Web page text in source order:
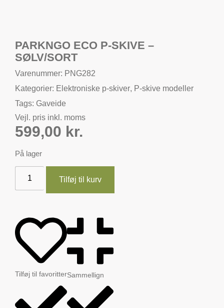
PARKNGO ECO P-SKIVE –
SØLV/SORT
Varenummer: PNG282
Kategorier: Elektroniske p-skiver, P-skive modeller
Tags: Gaveide
Vejl. pris inkl. moms
599,00 kr.
På lager
Tilføj til kurv
Tilføj til favoritterSammellign